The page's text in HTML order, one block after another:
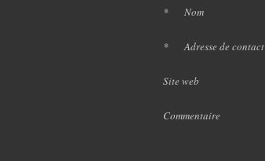
Nom
*
Adresse de contact
*
Site web
Commentaire